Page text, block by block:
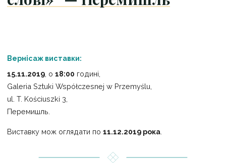
Вернісаж виставки:
15.11.2019 , o18:00 годині,
Galeria Sztuki Współczesnej w Przemyślu,
ul. T. Kościuszki 3,
Перемишль.
Виставку мож оглядати по11.12.2019 рока